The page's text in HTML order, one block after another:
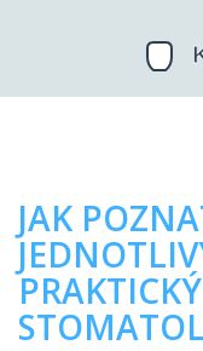
JAK